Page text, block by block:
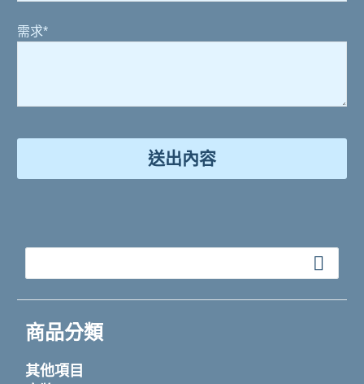
商品分類
其他項目
需求*